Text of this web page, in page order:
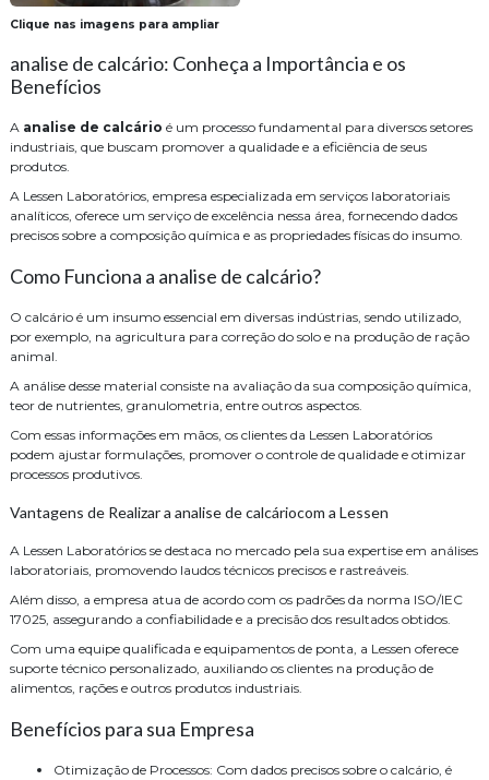
Clique nas imagens para ampliar
analise de calcário: Conheça a Importância e os
Benefícios
A analise de calcário é um processo fundamental para diversos setores
industriais, que buscam promover a qualidade e a eficiência de seus
produtos.
A Lessen Laboratórios, empresa especializada em serviços laboratoriais
analíticos, oferece um serviço de excelência nessa área, fornecendo dados
precisos sobre a composição química e as propriedades físicas do insumo.
Como Funciona a analise de calcário?
O calcário é um insumo essencial em diversas indústrias, sendo utilizado,
por exemplo, na agricultura para correção do solo e na produção de ração
animal.
A análise desse material consiste na avaliação da sua composição química,
teor de nutrientes, granulometria, entre outros aspectos.
Com essas informações em mãos, os clientes da Lessen Laboratórios
podem ajustar formulações, promover o controle de qualidade e otimizar
processos produtivos.
Vantagens de Realizar a analise de calcáriocom a Lessen
A Lessen Laboratórios se destaca no mercado pela sua expertise em análises
laboratoriais, promovendo laudos técnicos precisos e rastreáveis.
Além disso, a empresa atua de acordo com os padrões da norma ISO/IEC
17025, assegurando a confiabilidade e a precisão dos resultados obtidos.
Com uma equipe qualificada e equipamentos de ponta, a Lessen oferece
suporte técnico personalizado, auxiliando os clientes na produção de
alimentos, rações e outros produtos industriais.
Benefícios para sua Empresa
Otimização de Processos: Com dados precisos sobre o calcário, é